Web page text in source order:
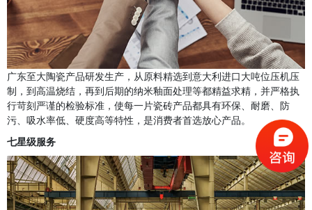
广东至大陶瓷产品研发生产，从原料精选到意大利进口大吨位压机压
制，到高温烧结，再到后期的纳米釉面处理等都精益求精，并严格执
行苛刻严谨的检验标准，使每一片瓷砖产品都具有环保、耐磨、防
污、吸水率低、硬度高等特性，是消费者首选放心产品。
七星级服务